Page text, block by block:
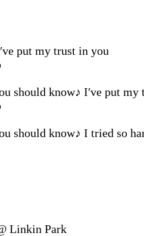
put my trust in you
should know♪ I′ve put my
should know♪ I tried so
Linkin Park